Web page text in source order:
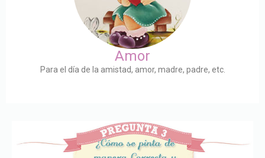
Amor
Para el día de la amistad, amor, madre, padre, etc.